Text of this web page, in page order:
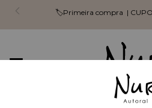
🏷️Primeira compra |
Mudar